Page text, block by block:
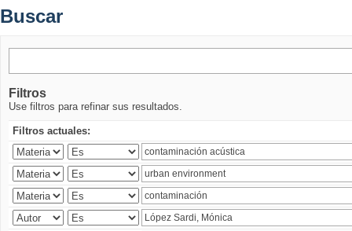
Buscar
Filtros
Use filtros para refinar sus resultados.
Filtros actuales: